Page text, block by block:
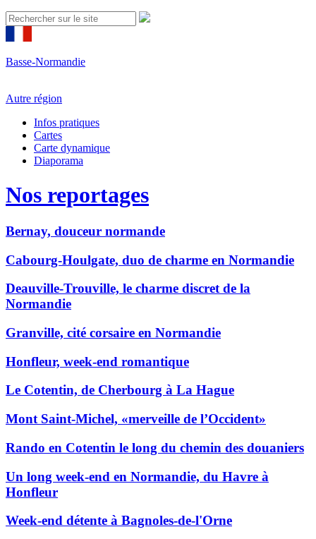
Basse-Normandie
Autre région
Infos pratiques
Cartes
Carte dynamique
Diaporama
Nos reportages
Bernay, douceur normande
Cabourg-Houlgate, duo de charme en Normandie
Deauville-Trouville, le charme discret de la
Normandie
Granville, cité corsaire en Normandie
Honfleur, week-end romantique
Le Cotentin, de Cherbourg à La Hague
Mont Saint-Michel, «merveille de l’Occident»
Rando en Cotentin le long du chemin des douaniers
Un long week-end en Normandie, du Havre à
Honfleur
Week-end détente à Bagnoles-de-l'Orne